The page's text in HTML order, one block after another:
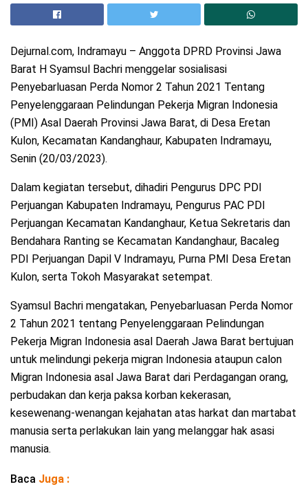
Dejurnal.com, Indramayu – Anggota DPRD Provinsi Jawa
Barat H Syamsul Bachri menggelar sosialisasi
Penyebarluasan Perda Nomor 2 Tahun 2021 Tentang
Penyelenggaraan Pelindungan Pekerja Migran Indonesia
(PMI) Asal Daerah Provinsi Jawa Barat, di Desa Eretan
Kulon, Kecamatan Kandanghaur, Kabupaten Indramayu,
Senin (20/03/2023).
Dalam kegiatan tersebut, dihadiri Pengurus DPC PDI
Perjuangan Kabupaten Indramayu, Pengurus PAC PDI
Perjuangan Kecamatan Kandanghaur, Ketua Sekretaris dan
Bendahara Ranting se Kecamatan Kandanghaur, Bacaleg
PDI Perjuangan Dapil V Indramayu, Purna PMI Desa Eretan
Kulon, serta Tokoh Masyarakat setempat.
Syamsul Bachri mengatakan, Penyebarluasan Perda Nomor
2 Tahun 2021 tentang Penyelenggaraan Pelindungan
Pekerja Migran Indonesia asal Daerah Jawa Barat bertujuan
untuk melindungi pekerja migran Indonesia ataupun calon
Migran Indonesia asal Jawa Barat dari Perdagangan orang,
perbudakan dan kerja paksa korban kekerasan,
kesewenang-wenangan kejahatan atas harkat dan martabat
manusia serta perlakukan lain yang melanggar hak asasi
manusia.
Baca Juga :